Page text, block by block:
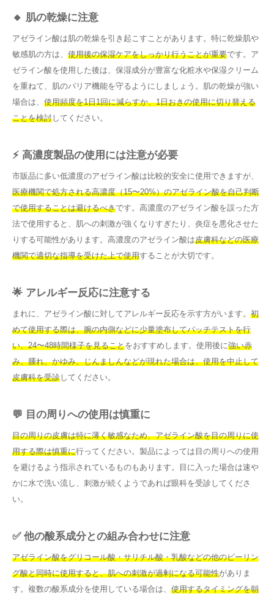
🔸 肌の乾燥に注意
アゼライン酸は肌の乾燥を引き起こすことがあります。特に乾燥肌や
敏感肌の方は、 使用後の保湿ケアをしっかり行うことが重要です。ア
ゼライン酸を使用した後は、保湿成分が豊富な化粧水や保湿クリーム
を重ねて、肌のバリア機能を守るようにしましょう。肌の乾燥が強い
場合は、 使用頻度を1日1回に減らすか、1日おきの使用に切り替える
ことを検討してください。
⚡ 高濃度製品の使用には注意が必要
市販品に多い低濃度のアゼライン酸は比較的安全に使用できますが、
医療機関で処方される高濃度（15〜20%）のアゼライン酸を自己判断
で使用することは避けるべきです。高濃度のアゼライン酸を誤った方
法で使用すると、肌への刺激が強くなりすぎたり、炎症を悪化させた
りする可能性があります。高濃度のアゼライン酸は皮膚科などの医療
機関で適切な指導を受けた上で使用することが大切です。
🌟 アレルギー反応に注意する
まれに、アゼライン酸に対してアレルギー反応を示す方がいます。 初
めて使用する際は、腕の内側などに少量塗布してパッチテストを行
い、24〜48時間様子を見ることをおすすめします。使用後に強い赤
み、腫れ、かゆみ、じんましんなどが現れた場合は、使用を中止して
皮膚科を受診してください。
💬 目の周りへの使用は慎重に
目の周りの皮膚は特に薄く敏感なため、アゼライン酸を目の周りに使
用する際は慎重に行ってください。製品によっては目の周りへの使用
を避けるよう指示されているものもあります。目に入った場合は速や
かに水で洗い流し、刺激が続くようであれば眼科を受診してくださ
い。
✅ 他の酸系成分との組み合わせに注意
アゼライン酸をグリコール酸・サリチル酸・乳酸などの他のピーリン
グ酸と同時に使用すると、肌への刺激が過剰になる可能性がありま
す。複数の酸系成分を使用している場合は、 使用するタイミングを朝